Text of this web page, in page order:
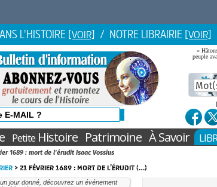
L'HISTOIRE [VOIR] / NOTRE LIBRAIRIE [VOIR]
«
peuple
PetiteHistoire Patrimoine À Savoir
1689 : mort de l’érudit Isaac Vossius
> 21 février 1689 : mort de l’érudit (…)
jour donné, découvrez un événement